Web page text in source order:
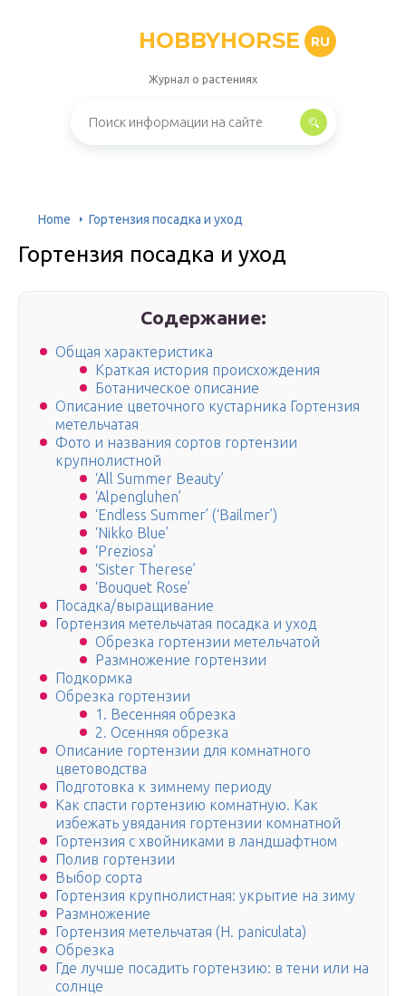
HOBBYHORSE RU
Журнал о растениях
Home Гортензия посадка и уход
Гортензия посадка и уход
Содержание:
Общая характеристика
Краткая история происхождения
Ботаническое описание
Описание цветочного кустарника Гортензия
метельчатая
Фото и названия сортов гортензии
крупнолистной
‘All Summer Beauty’
‘Alpengluhen’
‘Endless Summer’ (‘Bailmer’)
‘Nikko Blue’
‘Preziosa’
‘Sister Therese’
‘Bouquet Rose’
Посадка/выращивание
Гортензия метельчатая посадка и уход
Обрезка гортензии метельчатой
Размножение гортензии
Подкормка
Обрезка гортензии
1. Весенняя обрезка
2. Осенняя обрезка
Описание гортензии для комнатного
цветоводства
Подготовка к зимнему периоду
Как спасти гортензию комнатную. Как
избежать увядания гортензии комнатной
Гортензия с хвойниками в ландшафтном
Полив гортензии
Выбор сорта
Гортензия крупнолистная: укрытие на зиму
Размножение
Гортензия метельчатая (H. paniculata)
Обрезка
Где лучше посадить гортензию: в тени или на
солнце